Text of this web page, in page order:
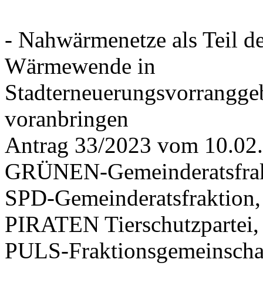
- Nahwärmenetze als Teil
Wärmewende in
voranbringen
Antrag 33/2023 vom
GRÜNEN-
SPD-
PIRATEN Tierschutzpartei,
PULS-